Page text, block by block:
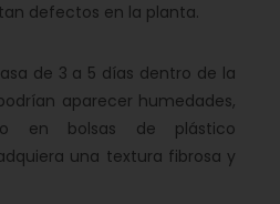
defectos en la planta.
de 3 a 5 días dentro de la
aparecer humedades,
en bolsas de plástico
una textura fibrosa y